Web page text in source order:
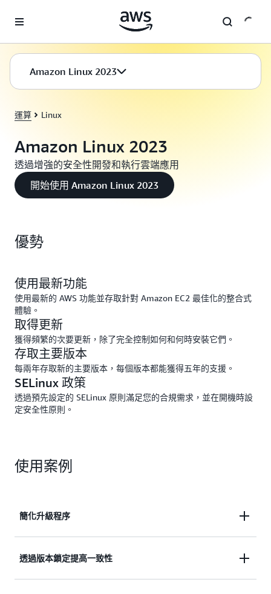
Amazon Linux 2023
運算 Linux
Amazon Linux 2023
透過增強的安全性開發和執行雲端應用
開始使用 Amazon Linux 2023
優勢
使用最新功能
使用最新的 AWS 功能並存取針對 Amazon EC2 最佳化的整合式
體驗。
取得更新
獲得頻繁的次要更新，除了完全控制如何和何時安裝它們。
存取主要版本
每兩年存取新的主要版本，每個版本都能獲得五年的支援。
SELinux 政策
透過預先設定的 SELinux 原則滿足您的合規需求，並在開機時設
定安全性原則。
使用案例
簡化升級程序
確保確定性的行為，並簡化將作業系統更新整合到頻
透過版本鎖定提高一致性